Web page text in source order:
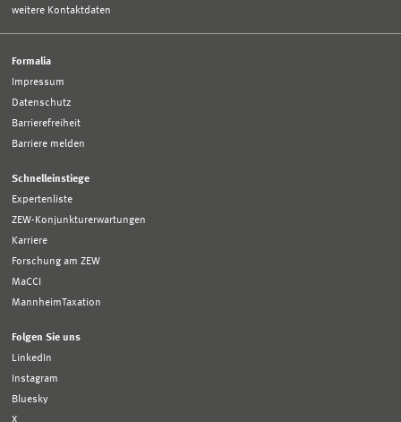
weitere Kontaktdaten
Formalia
Impressum
Datenschutz
Barrierefreiheit
Barriere melden
Schnelleinstiege
Expertenliste
ZEW-Konjunkturerwartungen
Karriere
Forschung am ZEW
MaCCI
MannheimTaxation
Folgen Sie uns
LinkedIn
Instagram
Bluesky